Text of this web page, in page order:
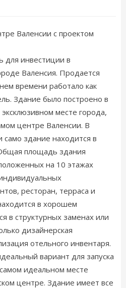
Валенсии с проектом
для инвестиции в
Валенсия. Продается
времени работало как
Здание было построено в
месте города,
центре Валенсии. В
здание находится в
площадь здания
на 10 этажах
ресторан, терраса и
в хорошем
в структурных заменах или
дизайнерская
отельного инвентаря.
вариант для запуска
идеальном месте
центре. Здание имеет все